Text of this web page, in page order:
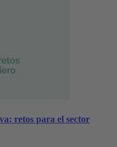
retos para el sector